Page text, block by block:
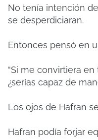
No tenía intención
se desperdiciaran.
Entonces pensó en
“Si me convirtiera
¿serías capaz de
Los ojos de Hafran
Hafran podía forjar